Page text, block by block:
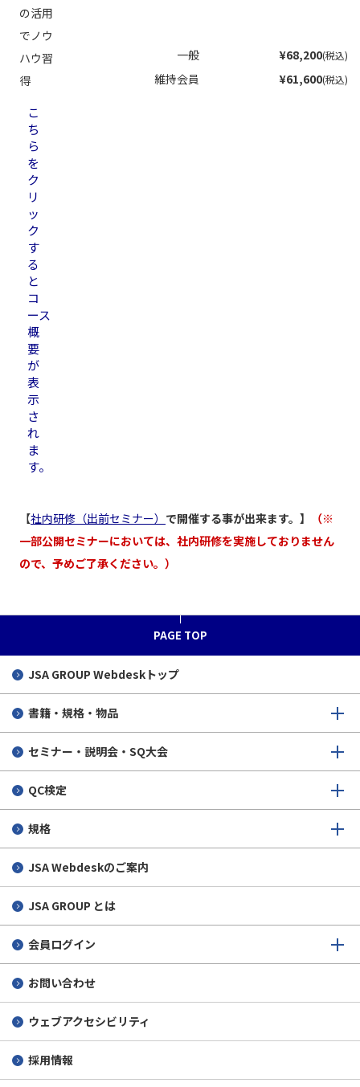
の活用
でノウ
ハウ習
得
こ
ち
ら
を
ク
リ
ッ
ク
す
る
と
コ
ース
概
要
が
表
示
さ
れ
ま
す。
一般 ¥68,200(税込)
維持会員 ¥61,600(税込)
【社内研修（出前セミナー） で開催する事が出来ます。】
（※
一部公開セミナーにおいては、社内研修を実施しておりません
ので、予めご了承ください。）
PAGE TOP
JSA GROUP Webdeskトップ
書籍・規格・物品
セミナー・説明会・SQ大会
QC検定
規格
JSA Webdeskのご案内
JSA GROUP とは
会員ログイン
お問い合わせ
ウェブアクセシビリティ
採用情報